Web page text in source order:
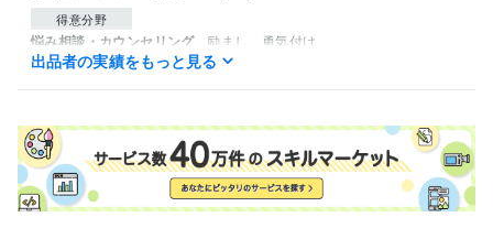
得意分野
悩み相談・カウンセリング 励まし、勇気付け
恋愛 仕事 結婚
出品者の実績をもっと見る